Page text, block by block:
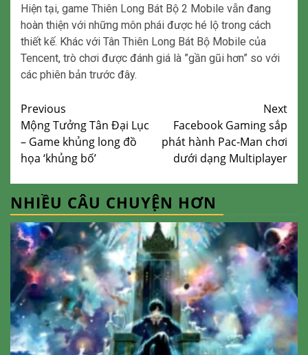
Hiện tại, game Thiên Long Bát Bộ 2 Mobile vẫn đang
hoàn thiện với những môn phái được hé lộ trong cách
thiết kế. Khác với Tân Thiên Long Bát Bộ Mobile của
Tencent, trò chơi được đánh giá là ”gần gũi hơn” so với
các phiên bản trước đây.
Continue
Reading
Previous
Mộng Tưởng Tân Đại Lục
– Game khủng long đồ
họa ‘khủng bố’
Next
Facebook Gaming sắp
phát hành Pac-Man chơi
dưới dạng Multiplayer
NHIỀU CÂU CHUYỆN HƠN